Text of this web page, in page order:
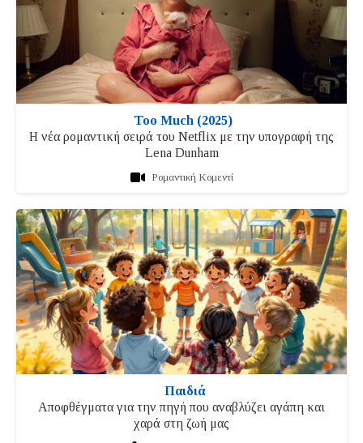
Too Much (2025)
Η νέα ρομαντική σειρά του Netflix με την υπογραφή της
Lena Dunham
Ρομαντική Κομεντί
Παιδιά
Αποφθέγματα για την πηγή που αναβλύζει αγάπη και
χαρά στη ζωή μας